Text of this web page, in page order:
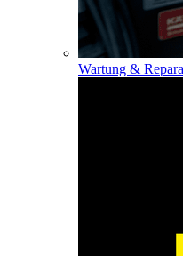
Wartung &